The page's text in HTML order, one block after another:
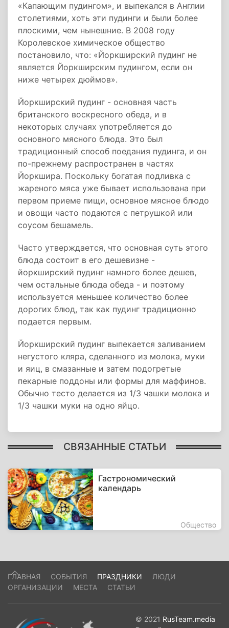
«Капающим пудингом», и выпекался в Англии
столетиями, хоть эти пудинги и были более
плоскими, чем нынешние. В 2008 году
Королевское химическое общество
постановило, что: «Йоркширский пудинг не
является Йоркширским пудингом, если он
ниже четырех дюймов».
Йоркширский пудинг - основная часть
британского воскресного обеда, и в
некоторых случаях употребляется до
основного мясного блюда. Это был
традиционный способ поедания пудинга, и он
по-прежнему распространен в частях
Йоркшира. Поскольку богатая подливка с
жареного мяса уже бывает использована при
первом приеме пищи, основное мясное блюдо
и овощи часто подаются с петрушкой или
соусом бешамель.
Часто утверждается, что основная суть этого
блюда состоит в его дешевизне -
йоркширский пудинг намного более дешев,
чем остальные блюда обеда - и поэтому
используется меньшее количество более
дорогих блюд, так как пудинг традиционно
подается первым.
Йоркширский пудинг выпекается заливанием
негустого кляра, сделанного из молока, муки
и яиц, в смазанные и затем подогретые
пекарные поддоны или формы для маффинов.
Обычно тесто делается из 1/3 чашки молока и
1/3 чашки муки на одно яйцо.
СВЯЗАННЫЕ СТАТЬИ
Гастрономический
календарь
Общество
ГЛАВНАЯ СОБЫТИЯ ПРАЗДНИКИ
ЛЮДИ
ОРГАНИЗАЦИИ
МЕСТА СТАТЬИ
© 2021 RusTeam.media